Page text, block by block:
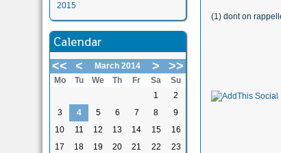
2015
Calendar
<< < March 2014 > >>
Mo Tu We Th Fr Sa
Su
1
2
3
4 5 6 7 8
9
10
11 12 13 14 15
16
17
18 19 20 21 22 23
(1) dont on